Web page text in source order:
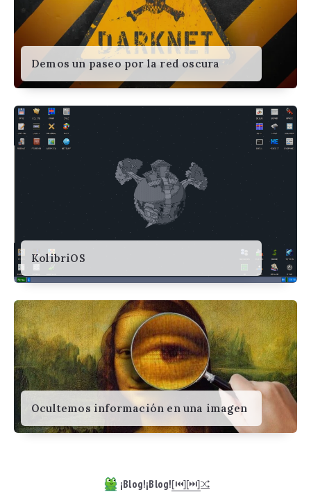
Demos un paseo por la red oscura
KolibriOS
Ocultemos información en una imagen
¡Blog!¡Blog![⏮︎][⏭︎]